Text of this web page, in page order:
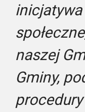
naszej
Gminy,